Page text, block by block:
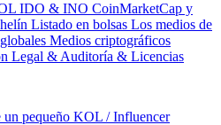
IDO & INO CoinMarketCap y
Listado en bolsas Los medios de
Medios criptográficos
Legal & Auditoría & Licencias
pequeño KOL / Influencer